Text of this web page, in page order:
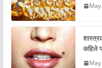
कहिले